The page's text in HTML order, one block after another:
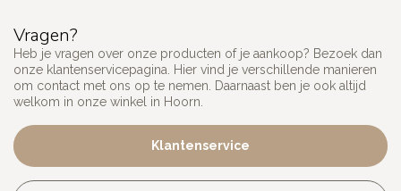
Vragen?
Heb je vragen over onze producten of je aankoop? Bezoek dan
onze klantenservicepagina. Hier vind je verschillende manieren
om contact met ons op te nemen. Daarnaast ben je ook altijd
welkom in onze winkel in Hoorn.
Klantenservice